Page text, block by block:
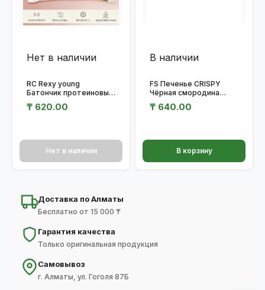
Нет в наличии
RC Rexy young
Батончик протеиновый
гр.
₸ 620.00
Нет в наличии
В наличии
FS Печенье CRISPY
Чёрная смородина
₸ 640.00
В корзину
Доставка по Алматы
Бесплатно от 15 000 ₸
Гарантия качества
Только оригинальная продукция
Самовывоз
г. Алматы, ул. Гоголя 87Б